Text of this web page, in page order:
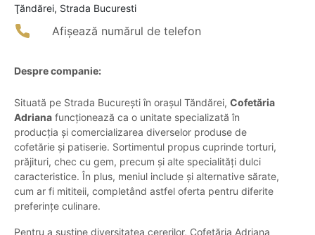
Ţăndărei, Strada Bucuresti
Afișează numărul de telefon
Despre companie:
Situată pe Strada București în orașul Tăndărei, Cofetăria
Adriana funcționează ca o unitate specializată în
producția și comercializarea diverselor produse de
cofetărie și patiserie. Sortimentul propus cuprinde torturi,
prăjituri, chec cu gem, precum și alte specialități dulci
caracteristice. În plus, meniul include și alternative sărate,
cum ar fi mititeii, completând astfel oferta pentru diferite
preferințe culinare.
Pentru a susține diversitatea cererilor, Cofetăria Adriana